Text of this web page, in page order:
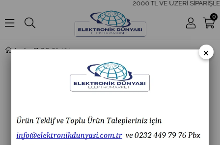
2000 TL VE ÜZERİ
0
ELD S-60-12 12V 5A Geniş Kasa ×